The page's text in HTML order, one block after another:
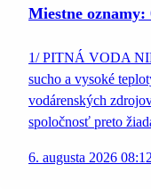
Miestne oznamy:
1/ PITNÁ VODA
sucho a vysoké
vodárenských
spoločnosť preto
6. augusta 2026 08:12